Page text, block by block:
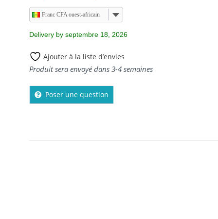
Franc CFA ouest-africain
Delivery by septembre 18, 2026
Ajouter à la liste d’envies
Produit sera envoyé dans 3-4 semaines
Poser une question